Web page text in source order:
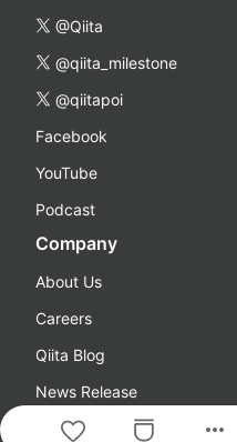
more_horiz
@Qiita
@qiita_milestone
@qiitapoi
Facebook
YouTube
Podcast
Company
About Us
Careers
Qiita Blog
News Release